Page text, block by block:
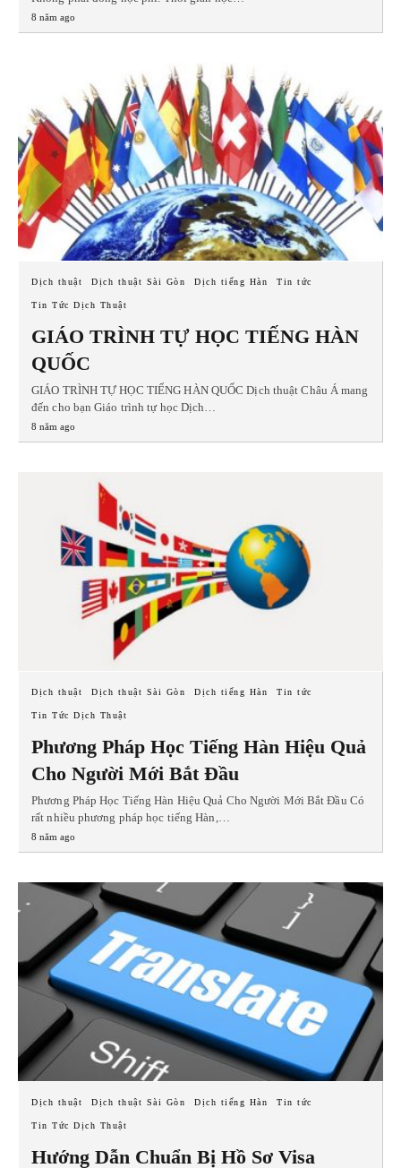
8 năm ago
Dịch thuật Dịch thuật Sài Gòn Dịch tiếng Hàn Tin tức
Tin Tức Dịch Thuật
GIÁO TRÌNH TỰ HỌC TIẾNG HÀN
QUỐC
GIÁO TRÌNH TỰ HỌC TIẾNG HÀN QUỐC Dịch thuật Châu Á mang
đến cho bạn Giáo trình tự học Dịch…
8 năm ago
Dịch thuật Dịch thuật Sài Gòn Dịch tiếng Hàn Tin tức
Tin Tức Dịch Thuật
Phương Pháp Học Tiếng Hàn Hiệu Quả
Cho Người Mới Bắt Đầu
Phương Pháp Học Tiếng Hàn Hiệu Quả Cho Người Mới Bắt Đầu Có
rất nhiều phương pháp học tiếng Hàn,…
8 năm ago
Dịch thuật Dịch thuật Sài Gòn Dịch tiếng Hàn Tin tức
Tin Tức Dịch Thuật
Hướng Dẫn Chuẩn Bị Hồ Sơ Visa